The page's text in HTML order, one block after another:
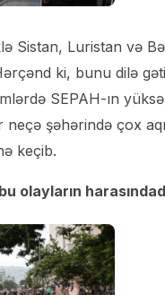
Sistan, Luristan və
ki, bunu dilə
SEPAH-ın
neçə şəhərində çox
keçib.
olayların